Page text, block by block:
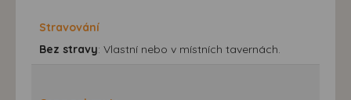
Stravování
Bez stravy: Vlastní nebo v místních tavernách.